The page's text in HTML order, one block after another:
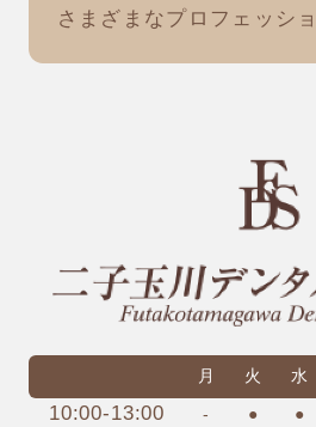
さまざまなプロフェッシ
月 火 水
10:00-13:00 - ● ●